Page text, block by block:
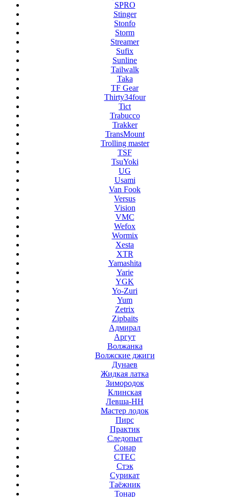
SPRO
Stinger
Stonfo
Storm
Streamer
Sufix
Sunline
Tailwalk
Taka
TF Gear
Thirty34four
Tict
Trabucco
Trakker
TransMount
Trolling master
TSF
TsuYoki
UG
Usami
Van Fook
Versus
Vision
VMC
Wefox
Wormix
Xesta
XTR
Yamashita
Yarie
YGK
Yo-Zuri
Yum
Zetrix
Zipbaits
Адмирал
Аргут
Волжанка
Волжские джиги
Дунаев
Жидкая латка
Зимородок
Клинская
Левша-НН
Мастер лодок
Пирс
Практик
Следопыт
Сонар
СТЕС
Стэк
Сурикат
Таёжник
Тонар